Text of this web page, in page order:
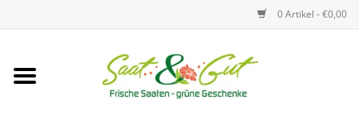
0 Artikel - €0,00
Startseite